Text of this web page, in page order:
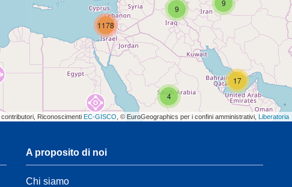
9
17
9
4
1178
contributori, Riconoscimenti EC-GISCO , © EuroGeographics per i confini amministrativi, Liberatoria
A proposito di noi
Chi siamo